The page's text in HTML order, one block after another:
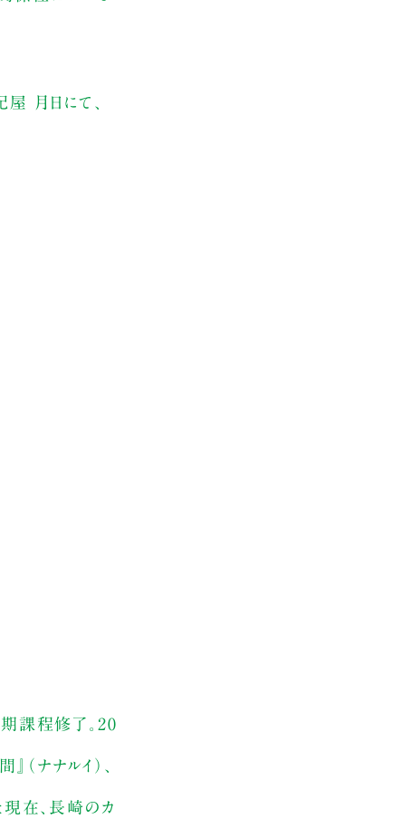
月日にて、
課程修了。20
ナナルイ）、
現在、長崎のカ